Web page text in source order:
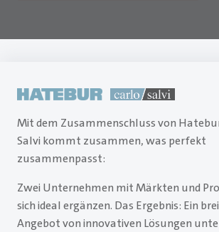
Mit dem Zusammenschluss von
Salvi kommt zusammen, was perfekt
zusammenpasst:
Zwei Unternehmen mit Märkten und
sich ideal ergänzen. Das Ergebnis: Ein
Angebot von innovativen Lösungen